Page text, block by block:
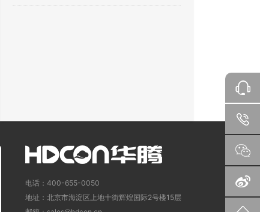
电话：400-655-0050
地址：北京市海淀区上地十街辉煌国际2号楼15层